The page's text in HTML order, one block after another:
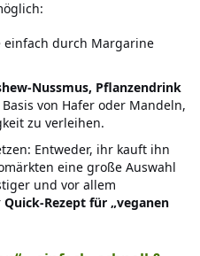
durch Margarine
Nussmus, Pflanzendrink
von Hafer oder Mandeln,
zu verleihen.
Entweder, ihr kauft ihn
eine große Auswahl
und vor allem
Quick-Rezept für „veganen